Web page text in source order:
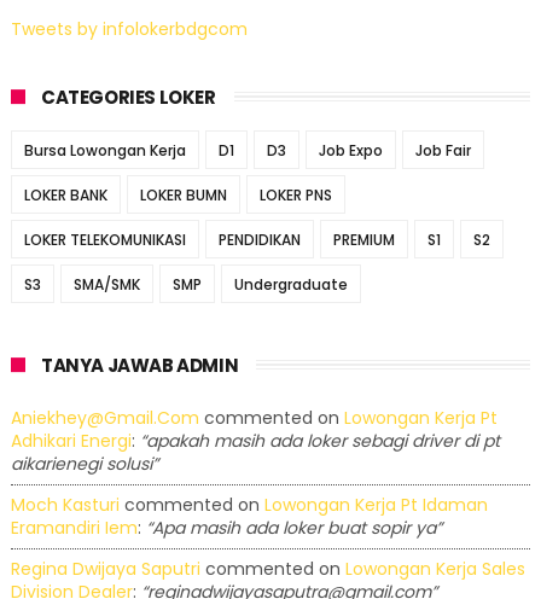
Tweets by infolokerbdgcom
CATEGORIES LOKER
Bursa Lowongan Kerja D1 D3 Job Expo Job Fair
LOKER BANK LOKER BUMN LOKER PNS
LOKER TELEKOMUNIKASI PENDIDIKAN PREMIUM S1 S2
S3 SMA/SMK SMP Undergraduate
TANYA JAWAB ADMIN
Aniekhey@gmail.com commented on Lowongan Kerja Pt
Adhikari Energi: “apakah masih ada loker sebagi driver di pt
aikarienegi solusi”
Moch Kasturi commented on Lowongan Kerja Pt Idaman
Eramandiri Iem: “Apa masih ada loker buat sopir ya”
Regina Dwijaya Saputri commented on Lowongan Kerja Sales
Division Dealer: “reginadwijayasaputra@gmail.com”